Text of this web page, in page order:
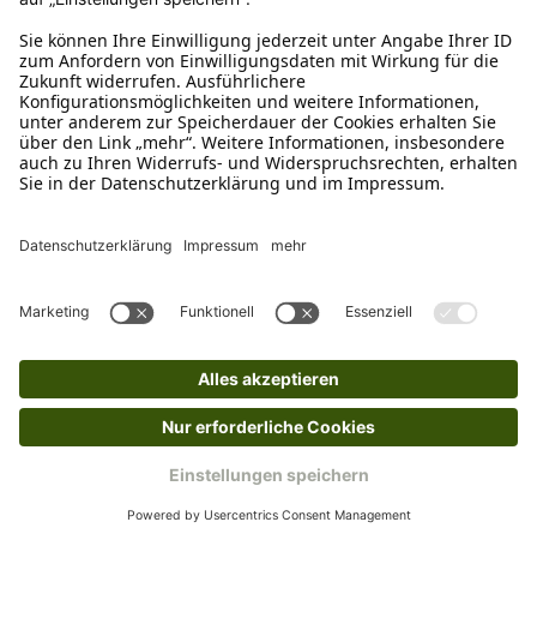
0800-28 18 78
Schreibe uns
verkauf@schecker.de
WhatsApp Support
Mehr von uns
Barrierefreiheitserklärung Impressum AGB
Datenschutz